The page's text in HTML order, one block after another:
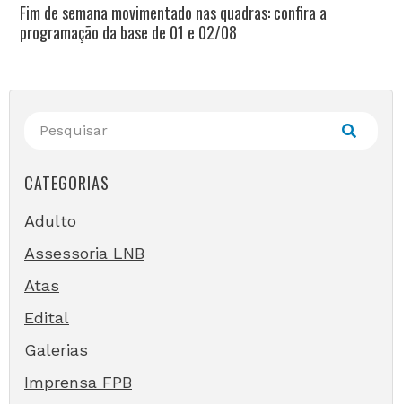
Fim de semana movimentado nas quadras: confira a
programação da base de 01 e 02/08
CATEGORIAS
Adulto
Assessoria LNB
Atas
Edital
Galerias
Imprensa FPB